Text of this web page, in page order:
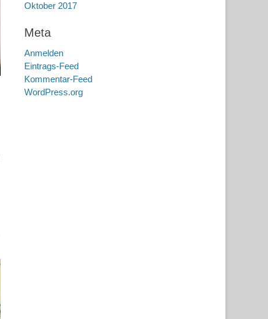
Oktober 2017
Meta
Anmelden
Eintrags-Feed
Kommentar-Feed
WordPress.org